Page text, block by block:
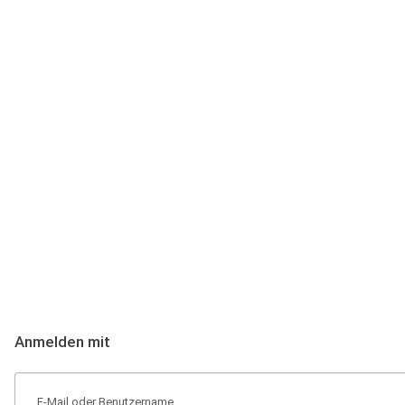
Anmelden mit